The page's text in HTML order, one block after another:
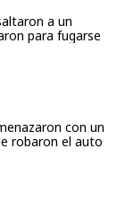
a un
para fugarse
con un
robaron el auto